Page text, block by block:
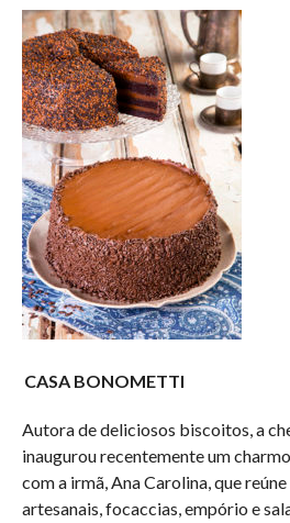
CASA BONOMETTI
Autora de deliciosos biscoitos, a
inaugurou recentemente um
com a irmã, Ana Carolina, que
artesanais, focaccias, empório e